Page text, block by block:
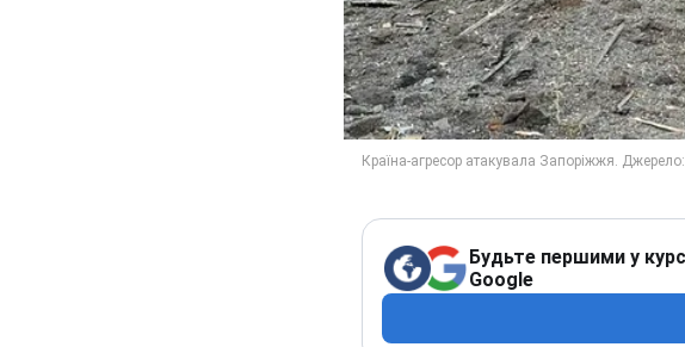
Будьте першими у
Google